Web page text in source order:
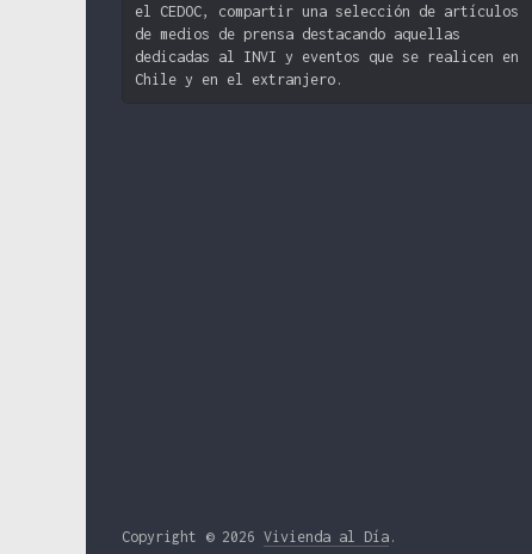
el CEDOC, compartir una selección de artículos
de medios de prensa destacando aquellas
dedicadas al INVI y eventos que se realicen en
Chile y en el extranjero.
Copyright © 2026 Vivienda al Día .